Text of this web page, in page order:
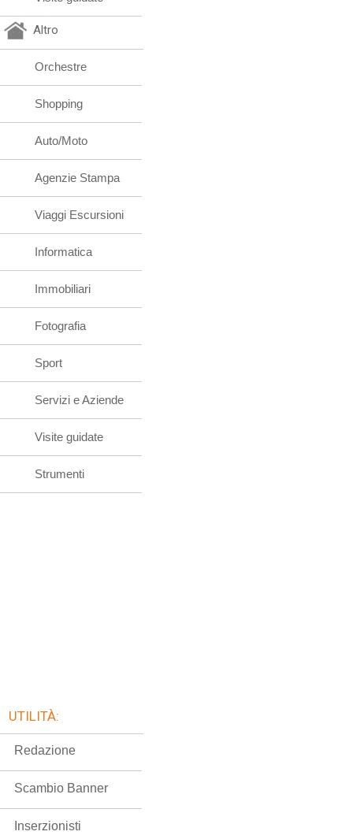
Altro
Orchestre
Shopping
Auto/Moto
Agenzie Stampa
Viaggi Escursioni
Informatica
Immobiliari
Fotografia
Sport
Servizi e Aziende
Visite guidate
Strumenti
UTILITÀ:
Redazione
Scambio Banner
Inserzionisti